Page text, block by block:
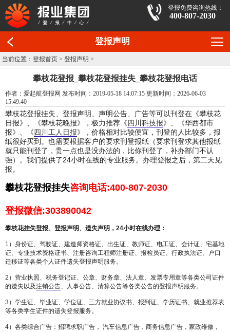
登报免费咨询热线：
400-807-2030
登报声明
当前位置：登报首页 >登报声明 >
攀枝花登报_攀枝花登报挂失_攀枝花登报电话
作者：爱起航登报网 发布时间：2019-05-18 14:07:15 更新时间：2026-06-03
15:49:40
攀枝花登报挂失、登报声明、声明公告、广告等可以刊登在 《攀枝花
日报》、《攀枝花晚报》 ，极力推荐 《四川科技报》、《华西都市
报》、《四川工人日报》
，价格相对比较便宜，刊登的人比较多，报
纸很好买到。也需要根据客户的要求刊登报纸（要求刊登求其他报纸
就只能刊登了，贵一点也是没办法的，比你刊登了，补办部门不认
强）。我们提供了24小时在线的专业服务。办理登报之后，第二天见
报。
攀枝花登报挂失咨询电话:400-807-2030
登报微信:303890042
攀枝花挂失登报、登报声明、遗失声明，24小时在线办理：
1）身份证、驾驶证、建造师资格证、出生证、教师证、电工证、会计证、宅基地
证、专业技术资格证书、注册咨询工程师注册证、报检员证、行政执法证、户口
迁移证等各类个人证件遗失登报声明服务。
2）营业执照、税务登记证、公章、财务章、法人章、发票专用章等各类公司证件
的遗失以及注销公告、人事公告、清算公告等各类公告的登报声明服务。
3）学生证、毕业证、学位证、三方就业协议书、报到证、学历证书、就业推荐表
等各类学生证件的遗失登报服务。
4）各类综合广告：招聘求职广告， 汽车信息广告，商务信息广告，家政维修，